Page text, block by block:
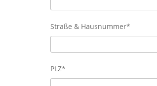
Straße & Hausnummer*
PLZ*